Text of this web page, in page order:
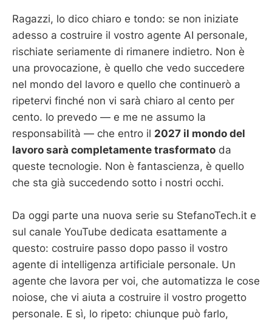
Ragazzi, lo dico chiaro e tondo: se non iniziate
adesso a costruire il vostro agente AI personale,
rischiate seriamente di rimanere indietro. Non è
una provocazione, è quello che vedo succedere
nel mondo del lavoro e quello che continuerò a
ripetervi finché non vi sarà chiaro al cento per
cento. Io prevedo — e me ne assumo la
responsabilità — che entro il 2027 il mondo del
lavoro sarà completamente trasformato da
queste tecnologie. Non è fantascienza, è quello
che sta già succedendo sotto i nostri occhi.
Da oggi parte una nuova serie su StefanoTech.it e
sul canale YouTube dedicata esattamente a
questo: costruire passo dopo passo il vostro
agente di intelligenza artificiale personale. Un
agente che lavora per voi, che automatizza le cose
noiose, che vi aiuta a costruire il vostro progetto
personale. E sì, lo ripeto: chiunque può farlo,